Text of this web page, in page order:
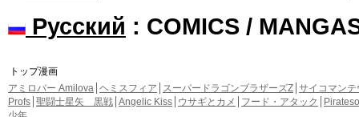
Русский : COMICS /
トップ漫画
アミロバー Amilova ヘミスフィア スーパードラゴンブラザーズZ サイコマンテ
Profs 聖闘士星矢 黒戦 Angelic Kiss ウサギとカメ フード・アタック